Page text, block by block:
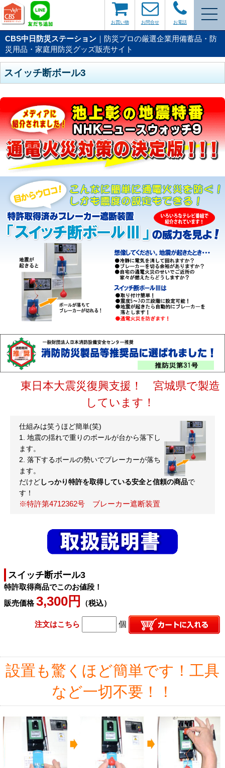
お電話
お問合せ
お買い物
CBS中日防災ステーション ｜防災プロの厳選企業用備蓄品・防
災用品・家庭用防災グッズ販売サイト
スイッチ断ボール3
東日本大震災復興支援！ 宮城県で製造
しています！
仕組みは笑うほど簡単(笑)
1. 地震の揺れで重りのボールが台から落下し
ます。
2. 落下するボールの勢いでブレーカーが落ち
ます。
だけどしっかり特許を取得している安全と信頼の商品で
す！
※特許第4712362号 ブレーカー遮断装置
スイッチ断ボール3
特許取得商品でこのお値段！
販売価格3,300円 （税込）
注文はこちら 個
設置も驚くほど簡単です！工具
など一切不要！！